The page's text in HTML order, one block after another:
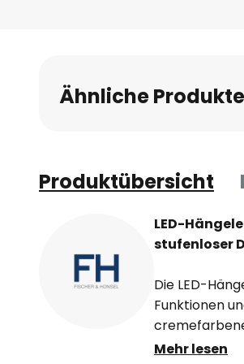
Ähnliche
Produktübersicht
LED-
stufenloser
Die LED-
Funktionen
ermöglicht
Mehr lesen